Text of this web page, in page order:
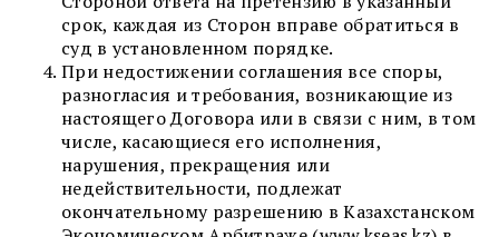
срок, каждая из Сторон вправе обратиться в
суд в установленном порядке.
При недостижении соглашения все споры,
разногласия и требования, возникающие из
настоящего Договора или в связи с ним, в том
числе, касающиеся его исполнения,
нарушения, прекращения или
недействительности, подлежат
окончательному разрешению в Казахстанском